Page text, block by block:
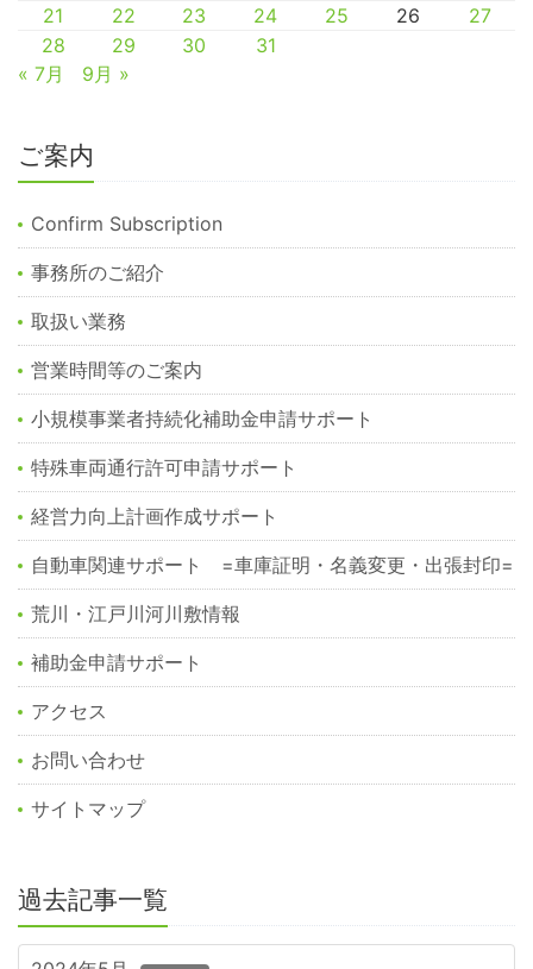
21
22 23 24 25 26
27
28
29 30
31
« 7月
9月 »
ご案内
Confirm Subscription
事務所のご紹介
取扱い業務
営業時間等のご案内
小規模事業者持続化補助金申請サポート
特殊車両通行許可申請サポート
経営力向上計画作成サポート
自動車関連サポート =車庫証明・名義変更・出張封印=
荒川・江戸川河川敷情報
補助金申請サポート
アクセス
お問い合わせ
サイトマップ
過去記事一覧